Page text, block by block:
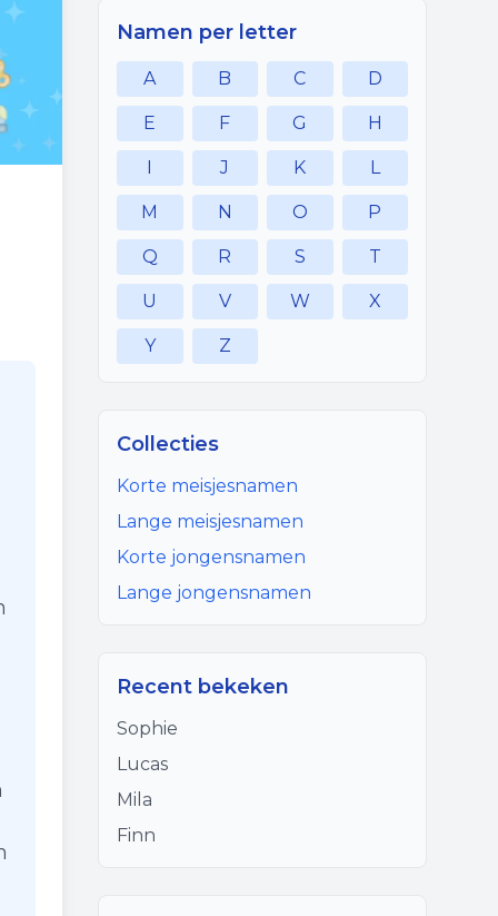
Namen per letter
A B C D
E F G H
I J K L
M N O P
Q R S T
U V W X
Y Z
Collecties
Korte meisjesnamen
Lange meisjesnamen
Korte jongensnamen
Lange jongensnamen
Recent bekeken
Sophie
Lucas
Mila
Finn